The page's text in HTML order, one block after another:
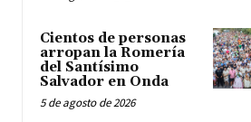
Cientos de personas
arropan la Romería
del Santísimo
Salvador en Onda
5 de agosto de 2026